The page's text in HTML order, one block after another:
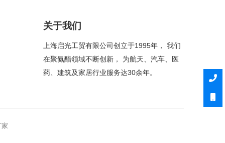
关于我们
上海启光工贸有限公司创立于1995年， 我们
在聚氨酯领域不断创新， 为航天、汽车、医
药、建筑及家居行业服务达30余年。